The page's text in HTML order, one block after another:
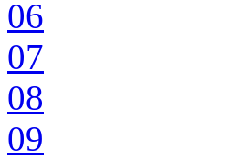
06
07
08
09